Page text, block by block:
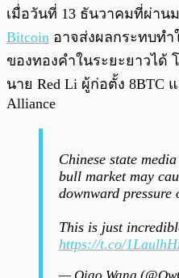
เมื่อวันที่ 13 ธันวาคมที่ผ่าน
Bitcoin อาจส่งผลกระทบท
ของทองคำในระยะยาวได้
นาย Red Li ผู้ก่อตั้ง 8BTC
Alliance
Chinese state
bull market may
downward pressure
This is just
https://t.co/